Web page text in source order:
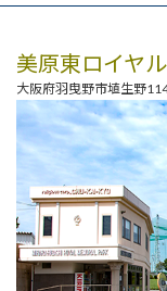
美原東ロイヤ
大阪府羽曳野市埴生野